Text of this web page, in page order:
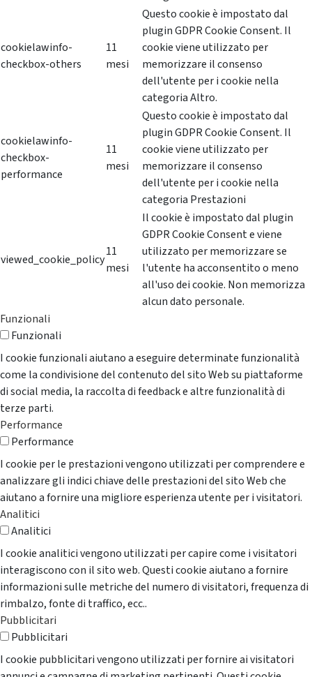
cookielawinfo-
checkbox-others
11
mesi
Questo cookie è impostato dal
plugin GDPR Cookie Consent. Il
cookie viene utilizzato per
memorizzare il consenso
dell'utente per i cookie nella
categoria Altro.
cookielawinfo-
checkbox-
performance
11
mesi
Questo cookie è impostato dal
plugin GDPR Cookie Consent. Il
cookie viene utilizzato per
memorizzare il consenso
dell'utente per i cookie nella
categoria Prestazioni
viewed_cookie_policy
11
mesi
Il cookie è impostato dal plugin
GDPR Cookie Consent e viene
utilizzato per memorizzare se
l'utente ha acconsentito o meno
all'uso dei cookie. Non memorizza
alcun dato personale.
Funzionali
Funzionali
I cookie funzionali aiutano a eseguire determinate funzionalità
come la condivisione del contenuto del sito Web su piattaforme
di social media, la raccolta di feedback e altre funzionalità di
terze parti.
Performance
Performance
I cookie per le prestazioni vengono utilizzati per comprendere e
analizzare gli indici chiave delle prestazioni del sito Web che
aiutano a fornire una migliore esperienza utente per i visitatori.
Analitici
Analitici
I cookie analitici vengono utilizzati per capire come i visitatori
interagiscono con il sito web. Questi cookie aiutano a fornire
informazioni sulle metriche del numero di visitatori, frequenza di
rimbalzo, fonte di traffico, ecc..
Pubblicitari
Pubblicitari
I cookie pubblicitari vengono utilizzati per fornire ai visitatori